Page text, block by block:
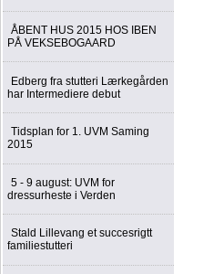
ÅBENT HUS 2015 HOS IBEN
PÅ VEKSEBOGAARD
Edberg fra stutteri Lærkegården
har Intermediere debut
Tidsplan for 1. UVM Saming
2015
5 - 9 august: UVM for
dressurheste i Verden
Stald Lillevang et succesrigtt
familiestutteri